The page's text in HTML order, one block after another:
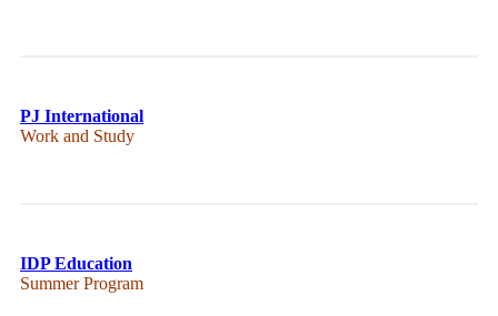
PJ International
Work and Study
IDP Education
Summer Program